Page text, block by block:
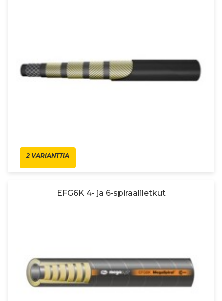
2 VARIANTTIA
EFG6K 4- ja 6-spiraaliletkut